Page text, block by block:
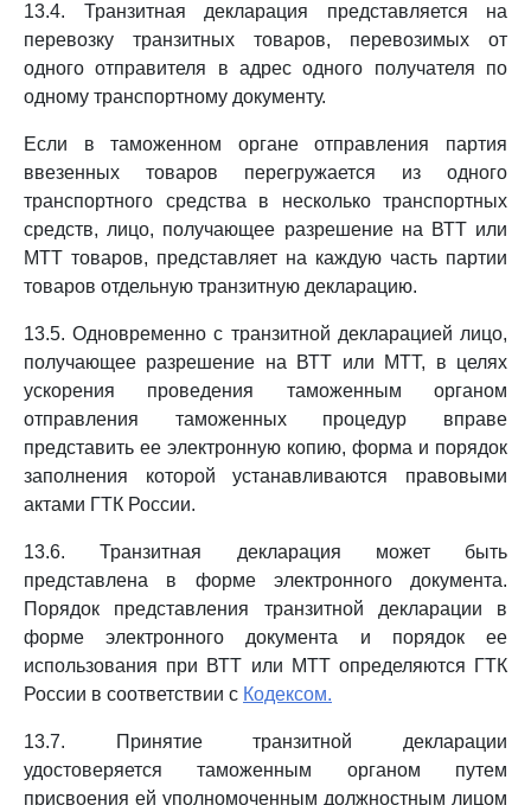
13.4. Транзитная декларация представляется на
перевозку транзитных товаров, перевозимых от
одного отправителя в адрес одного получателя по
одному транспортному документу.
Если в таможенном органе отправления партия
ввезенных товаров перегружается из одного
транспортного средства в несколько транспортных
средств, лицо, получающее разрешение на ВТТ или
МТТ товаров, представляет на каждую часть партии
товаров отдельную транзитную декларацию.
13.5. Одновременно с транзитной декларацией лицо,
получающее разрешение на ВТТ или МТТ, в целях
ускорения проведения таможенным органом
отправления таможенных процедур вправе
представить ее электронную копию, форма и порядок
заполнения которой устанавливаются правовыми
актами ГТК России.
13.6. Транзитная декларация может быть
представлена в форме электронного документа.
Порядок представления транзитной декларации в
форме электронного документа и порядок ее
использования при ВТТ или МТТ определяются ГТК
России в соответствии с Кодексом.
13.7. Принятие транзитной декларации
удостоверяется таможенным органом путем
присвоения ей уполномоченным должностным лицом